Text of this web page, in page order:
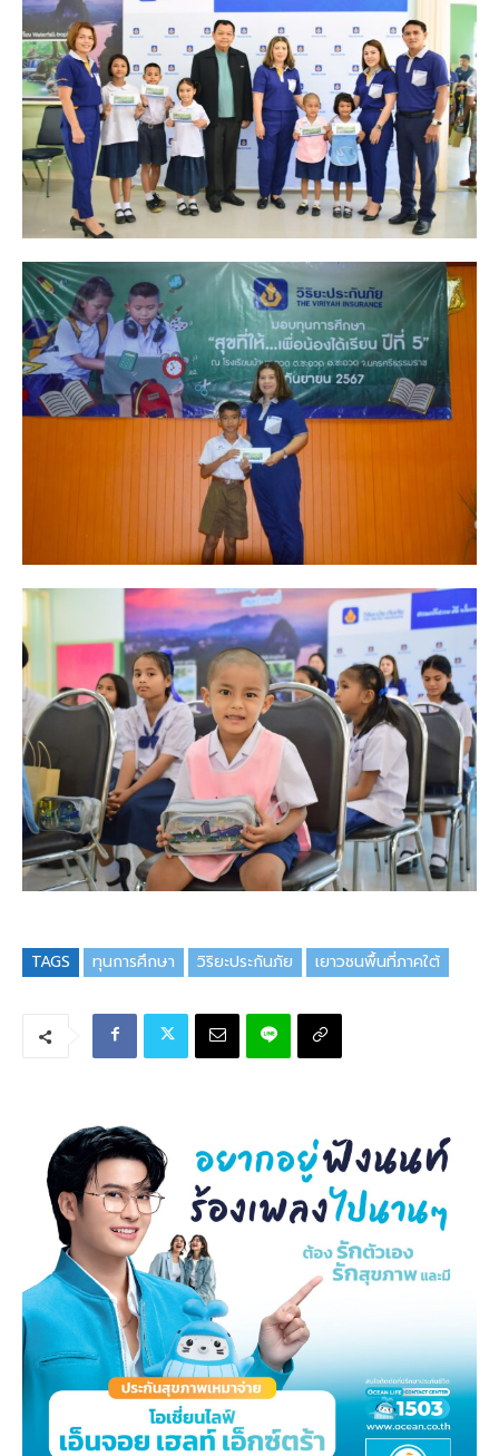
TAGS ทุนการศึกษา วิริยะประกันภัย เยาวชนพื้นที่ภาคใต้